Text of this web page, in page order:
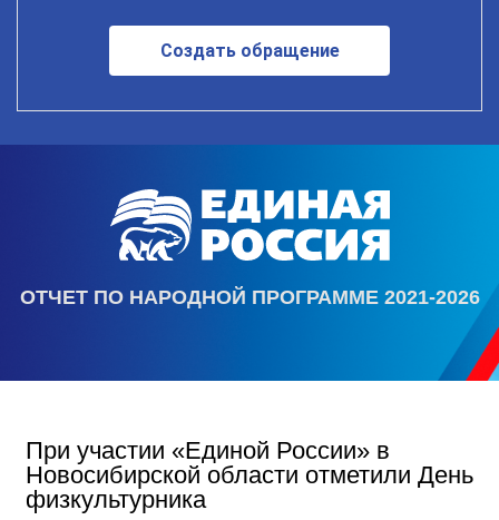
Создать обращение
ОТЧЕТ ПО НАРОДНОЙ ПРОГРАММЕ 2021-2026
При участии «Единой России» в
Новосибирской области отметили День
физкультурника